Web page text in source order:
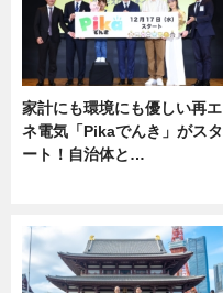
家計にも環境にも優しい再エ
ネ電気「Pikaでんき」がスタ
ート！自治体と…